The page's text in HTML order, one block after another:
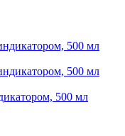
500 мл